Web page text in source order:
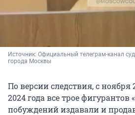
Источник: Официальный телеграм-канал
города Москвы
По версии следствия, с ноября
2024 года все трое
побуждений издавали и